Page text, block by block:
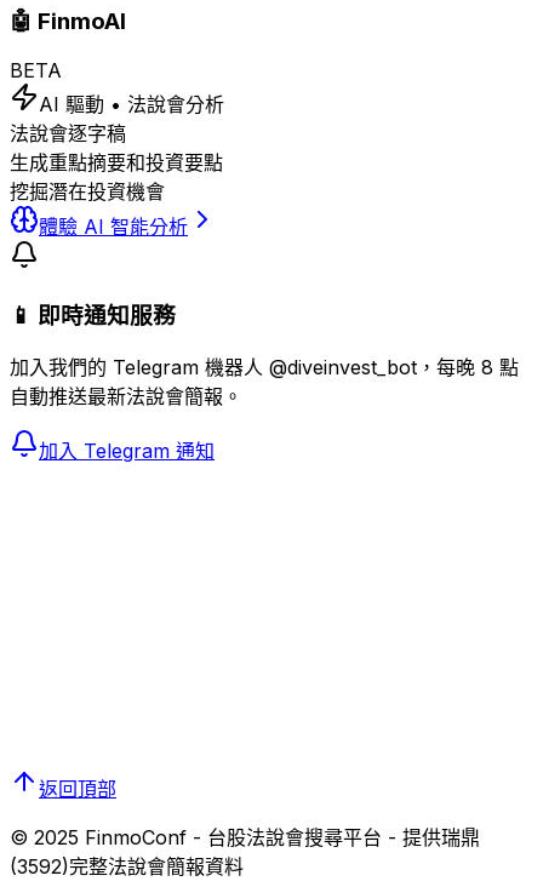
🤖 FinmoAI
BETA
AI 驅動 • 法說會分析
法說會逐字稿
生成重點摘要和投資要點
挖掘潛在投資機會
體驗 AI 智能分析
📱 即時通知服務
加入我們的 Telegram 機器人 @diveinvest_bot，每晚 8 點
自動推送最新法說會簡報。
加入 Telegram 通知
返回頂部
© 2025 FinmoConf - 台股法說會搜尋平台 - 提供瑞鼎
(3592)完整法說會簡報資料